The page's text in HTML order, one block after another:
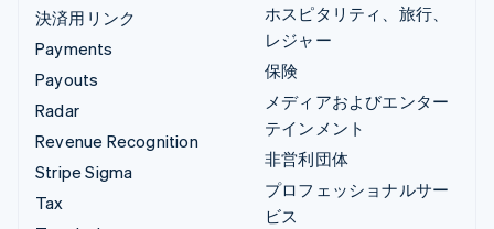
決済用リンク
Payments
Payouts
Radar
Revenue Recognition
Stripe Sigma
Tax
ホスピタリティ、旅行、
レジャー
保険
メディアおよびエンター
テインメント
非営利団体
プロフェッショナルサー
ビス